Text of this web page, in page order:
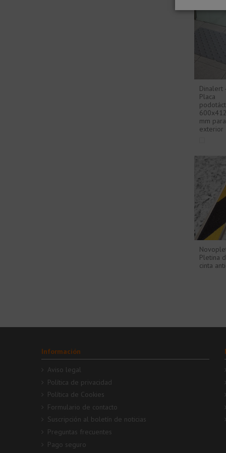
Dinalert -
Placa
600x412
mm para
exterior
Pletina
cinta
Información
Aviso legal
Política de privacidad
Política de Cookies
Formulario de contacto
Suscripción al boletín de noticias
Preguntas frecuentes
Pago seguro